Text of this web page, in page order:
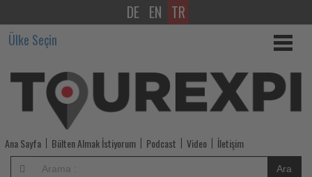
Abu
Dabi
destekli
Mubadala,
Pierre
&
DE EN TR
Ülke Seçin
Ana Sayfa Bülten Almak İstiyorum Podcast Video İletişim
Ara